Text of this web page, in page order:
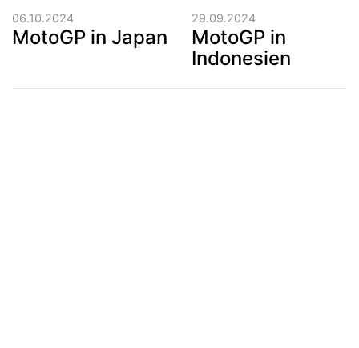
06.10.2024
MotoGP in Japan
29.09.2024
MotoGP in
Indonesien